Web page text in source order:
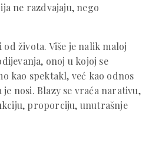
ne razdvajaju, nego
života. Više je nalik maloj
onoj u kojoj se
kao spektakl, već kao odnos
je nosi. Blazy se vraća narativu,
proporciju, unutrašnje